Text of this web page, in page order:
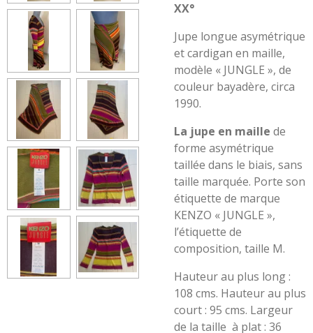
XX°
Jupe longue asymétrique
et cardigan en maille,
modèle « JUNGLE », de
couleur bayadère, circa
1990.
La jupe en maille de
forme asymétrique
taillée dans le biais, sans
taille marquée. Porte son
étiquette de marque
KENZO « JUNGLE »,
l’étiquette de
composition, taille M.
Hauteur au plus long :
108 cms. Hauteur au plus
court : 95 cms. Largeur
de la taille à plat : 36